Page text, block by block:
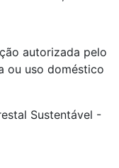
autorizada pelo
ou uso doméstico
Sustentável -